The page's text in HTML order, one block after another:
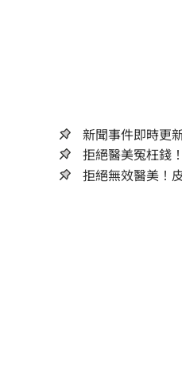
新聞事件即時更
拒絕醫美冤枉錢
拒絕無效醫美！